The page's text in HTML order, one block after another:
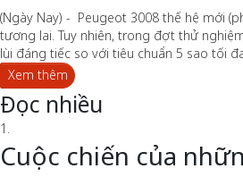
(Ngày Nay) - Peugeot 3008 thế hệ mới
tương lai. Tuy nhiên, trong đợt thử
lùi đáng tiếc so với tiêu chuẩn 5 sao tối
Xem thêm
Đọc nhiều
1.
Cuộc chiến của